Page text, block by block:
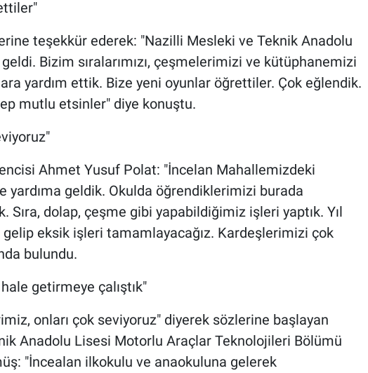
teşekkür ederek: "Nazilli Mesleki ve Teknik Anadolu
Bizim sıralarımızı, çeşmelerimizi ve kütüphanemizi
yardım ettik. Bize yeni oyunlar öğrettiler. Çok eğlendik.
mutlu etsinler" diye konuştu.
Ahmet Yusuf Polat: "İncelan Mahallemizdeki
yardıma geldik. Okulda öğrendiklerimizi burada
Sıra, dolap, çeşme gibi yapabildiğimiz işleri yaptık. Yıl
gelip eksik işleri tamamlayacağız. Kardeşlerimizi çok
bulundu.
getirmeye çalıştık"
onları çok seviyoruz" diyerek sözlerine başlayan
Anadolu Lisesi Motorlu Araçlar Teknolojileri Bölümü
"İncealan ilkokulu ve anaokuluna gelerek